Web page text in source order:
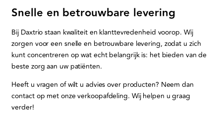
Snelle en betrouwbare levering
Bij Daxtrio staan kwaliteit en klanttevredenheid voorop. Wij
zorgen voor een snelle en betrouwbare levering, zodat u zich
kunt concentreren op wat echt belangrijk is: het bieden van de
beste zorg aan uw patiënten.
Heeft u vragen of wilt u advies over producten? Neem dan
contact op met onze verkoopafdeling. Wij helpen u graag
verder!